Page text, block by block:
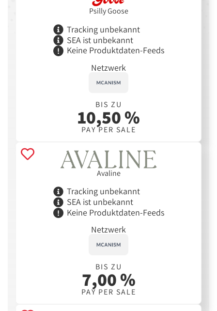
Psilly Goose
Tracking unbekannt
SEA ist unbekannt
Keine Produktdaten-Feeds
Netzwerk
BIS ZU
10,50 %
PAY PER SALE
Avaline
Tracking unbekannt
SEA ist unbekannt
Keine Produktdaten-Feeds
Netzwerk
BIS ZU
7,00 %
PAY PER SALE